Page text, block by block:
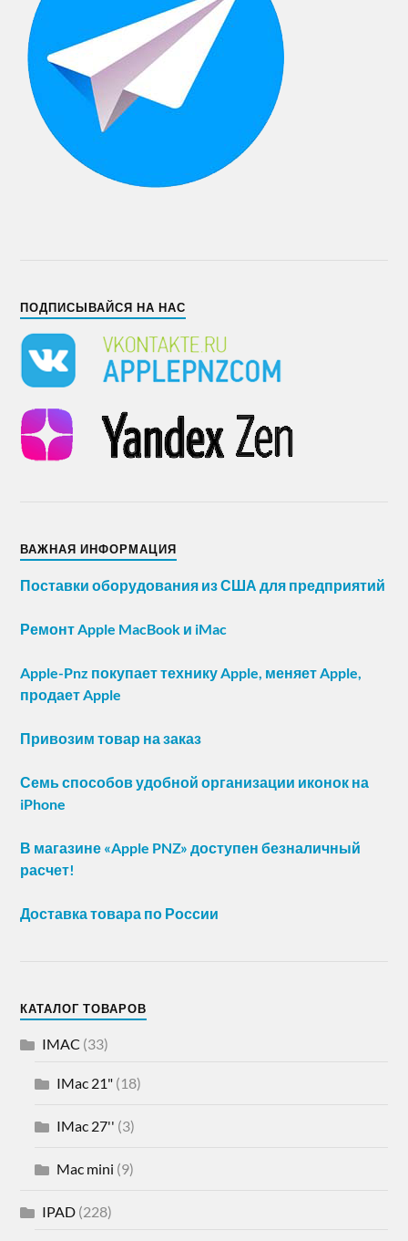
ПОДПИСЫВАЙСЯ НА НАС
ВАЖНАЯ ИНФОРМАЦИЯ
Поставки оборудования из США для предприятий
Ремонт Apple MacBook и iMac
Apple-Pnz покупает технику Apple, меняет Apple,
продает Apple
Привозим товар на заказ
Семь способов удобной организации иконок на
iPhone
В магазине «Apple PNZ» доступен безналичный
расчет!
Доставка товара по России
КАТАЛОГ ТОВАРОВ
IMAC (33)
IMac 21" (18)
IMac 27'' (3)
Mac mini (9)
IPAD (228)